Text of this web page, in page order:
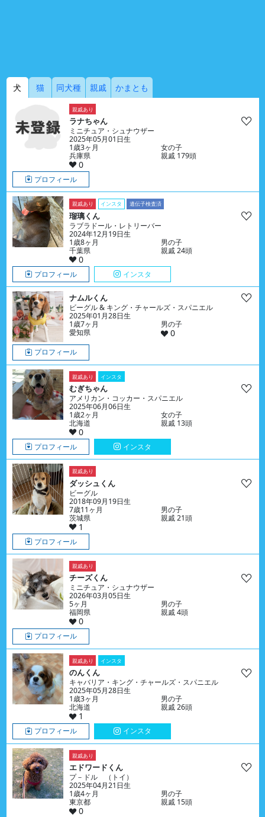
犬 猫 同犬種 親戚 かまとも
親戚あり
ラナちゃん
ミニチュア・シュナウザー
2025年05月01日生
1歳3ヶ月
女の子
兵庫県
親戚 179頭
0
プロフィール
親戚あり インスタ 遺伝子検査済
瑠璃くん
ラブラドール・レトリーバー
2024年12月19日生
1歳8ヶ月
男の子
千葉県
親戚 24頭
0
プロフィール インスタ
ナムルくん
ビーグル & キング・チャールズ・スパニエル
2025年01月28日生
1歳7ヶ月
男の子
愛知県
0
プロフィール
親戚あり インスタ
むぎちゃん
アメリカン・コッカー・スパニエル
2025年06月06日生
1歳2ヶ月
女の子
北海道
親戚 13頭
0
プロフィール インスタ
親戚あり
ダッシュくん
ビーグル
2018年09月19日生
7歳11ヶ月
男の子
茨城県
親戚 21頭
1
プロフィール
親戚あり
チーズくん
ミニチュア・シュナウザー
2026年03月05日生
5ヶ月
男の子
福岡県
親戚 4頭
0
プロフィール
親戚あり インスタ
のんくん
キャバリア・キング・チャールズ・スパニエル
2025年05月28日生
1歳3ヶ月
男の子
北海道
親戚 26頭
1
プロフィール インスタ
親戚あり
エドワードくん
プ－ドル （トイ）
2025年04月21日生
1歳4ヶ月
男の子
東京都
親戚 15頭
0